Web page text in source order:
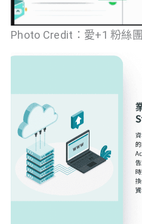
Photo Credit：愛+1 粉絲團